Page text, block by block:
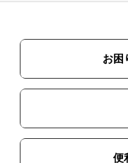
お困
便